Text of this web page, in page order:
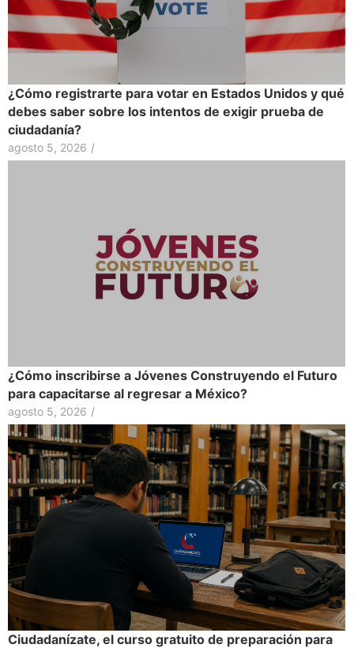
¿Cómo registrarte para votar en Estados Unidos y qué
debes saber sobre los intentos de exigir prueba de
ciudadanía?
agosto 5, 2026 /
¿Cómo inscribirse a Jóvenes Construyendo el Futuro
para capacitarse al regresar a México?
agosto 5, 2026 /
Ciudadanízate, el curso gratuito de preparación para